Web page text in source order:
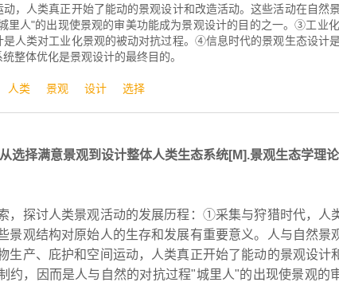
动，人类真正开始了能动的景观设计和改造活动。这些活动在自然
里人"的出现使景观的审美功能成为景观设计的目的之一。③工业
是人类对工业化景观的被动对抗过程。④信息时代的景观生态设计
整体优化是景观设计的最终目的。
人类 景观 设计 选择
选择满意景观到设计整体人类生态系统[M].景观生态学理
，探讨人类景观活动的发展历程：①采集与狩猎时代，人
景观结构对原始人的生存和发展有重要意义。人与自然景
生产、庇护和空间运动，人类真正开始了能动的景观设计
约，因而是人与自然的对抗过程"城里人"的出现使景观